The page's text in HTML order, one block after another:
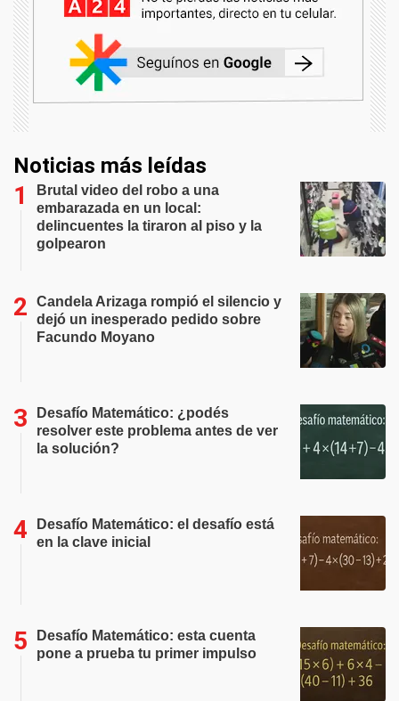
Noticias más leídas
Brutal video del robo a una
embarazada en un local:
delincuentes la tiraron al piso y la
golpearon
Candela Arizaga rompió el silencio y
dejó un inesperado pedido sobre
Facundo Moyano
Desafío Matemático: ¿podés
resolver este problema antes de ver
la solución?
Desafío Matemático: el desafío está
en la clave inicial
Desafío Matemático: esta cuenta
pone a prueba tu primer impulso